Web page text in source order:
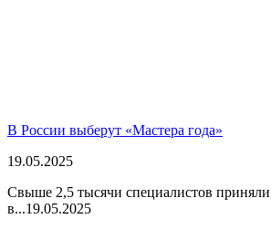
В России выберут «Мастера года»
19.05.2025
Свыше 2,5 тысячи специалистов приняли
в...19.05.2025